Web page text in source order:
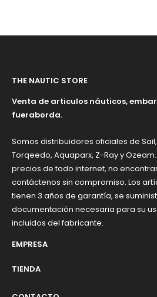
THE NAUTIC STORE
Venta de articulos náuticos,
fueraborda.
Somos distribuidores oficiales de
Torqeedo, Aquaparx, Z-Ray y
precios de todo internet, no
contáctenos sin compromiso. Los
tienen 3 años de garantía, se
documentación necesaria para su
incluidos del fabricante.
EMPRESA
TIENDA